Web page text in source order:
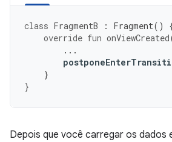
class FragmentB : Fragment()
override fun onViewCreated
...
}
}
Depois que você carregar os dados